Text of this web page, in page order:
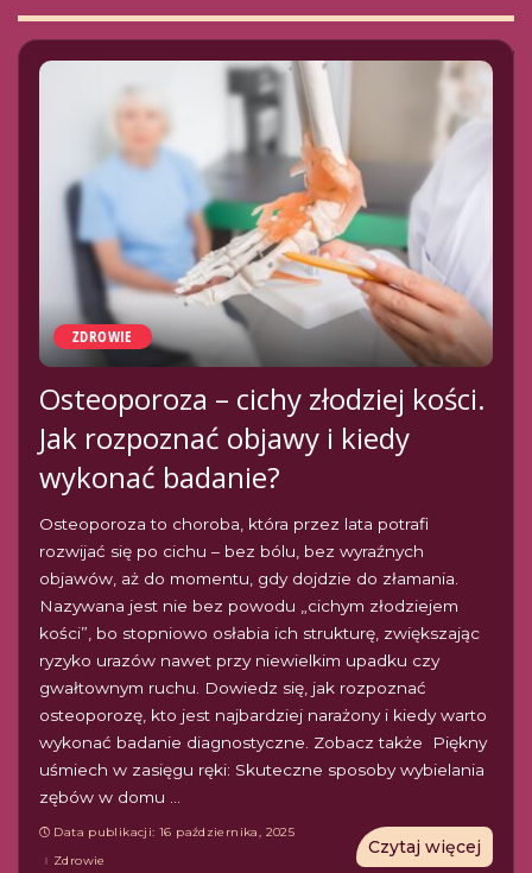
ZDROWIE
Osteoporoza – cichy złodziej kości.
Jak rozpoznać objawy i kiedy
wykonać badanie?
Osteoporoza to choroba, która przez lata potrafi
rozwijać się po cichu – bez bólu, bez wyraźnych
objawów, aż do momentu, gdy dojdzie do złamania.
Nazywana jest nie bez powodu „cichym złodziejem
kości”, bo stopniowo osłabia ich strukturę, zwiększając
ryzyko urazów nawet przy niewielkim upadku czy
gwałtownym ruchu. Dowiedz się, jak rozpoznać
osteoporozę, kto jest najbardziej narażony i kiedy warto
wykonać badanie diagnostyczne. Zobacz także Piękny
uśmiech w zasięgu ręki: Skuteczne sposoby wybielania
zębów w domu ...
Data publikacji: 16 października, 2025
Zdrowie
Czytaj więcej